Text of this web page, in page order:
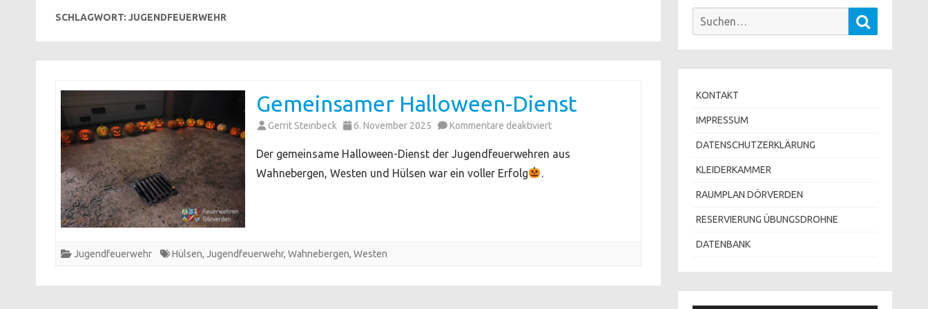
SCHLAGWORT: JUGENDFEUERWEHR
Gemeinsamer Halloween-Dienst
Gerrit Steinbeck 6. November 2025 Kommentare deaktiviertfür
Halloween-
Der gemeinsame Halloween-Dienst der Jugendfeuerwehren aus
Wahnebergen, Westen und Hülsen war ein voller Erfolg
Jugendfeuerwehr Hülsen, Jugendfeuerwehr, Wahnebergen, Westen
Suchen
KONTAKT
IMPRESSUM
DATENSCHUTZERKLÄRUNG
KLEIDERKAMMER
RAUMPLAN DÖRVERDEN
RESERVIERUNG ÜBUNGSDROHNE
DATENBANK